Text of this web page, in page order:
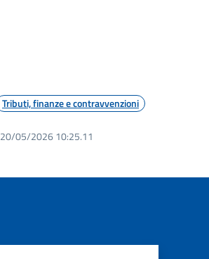
Tributi, finanze e contravvenzioni
20/05/2026 10:25.11